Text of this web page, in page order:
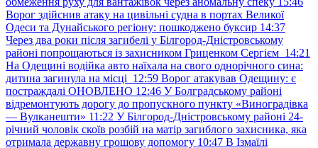
Ворог здійснив атаку на цивільні судна в портах Великої
Одеси та Дунайського регіону: пошкоджено буксир 14:37
Через два роки після загибелі у Білгород-Дністровському
районі попрощаються із захисником Гриценком Сергієм 14:21
На Одещині водійка авто наїхала на свого однорічного сина:
дитина загинула на місці 12:59 Ворог атакував Одещину: є
постраждалі ОНОВЛЕНО 12:46 У Болградському районі
відремонтують дорогу до пропускного пункту «Виноградівка
— Вулканешти» 11:22 У Білгород-Дністровському районі 24-
річний чоловік скоїв розбій на матір загиблого захисника, яка
отримала державну грошову допомогу 10:47 В Ізмаїлі